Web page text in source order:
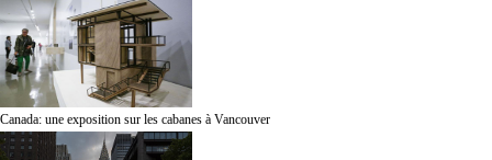
Canada: une exposition sur les cabanes à Vancouver